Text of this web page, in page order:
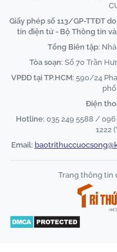
Giấy phép số 113/GP-TTĐT
tin điện tử - Bộ Thông tin
Tổng Biên tập:
Tòa soạn: Số 70 Trần
VPĐD tại TP.HCM: 590/24
Điện
Hotline: 035 249 5588 / 096
1222
Email:
Trang thông tin